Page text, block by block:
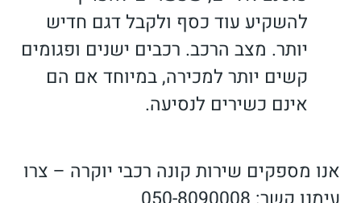
להשקיע עוד כסף ולקבל דגם חדיש
יותר. מצב הרכב. רכבים ישנים ופגומים
קשים יותר למכירה, במיוחד אם הם
אינם כשירים לנסיעה.
אנו מספקים שירות קונה רכבי יוקרה – צרו